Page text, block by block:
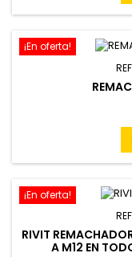
¡En oferta!
¡En oferta!
RIVIT
A M12 EN